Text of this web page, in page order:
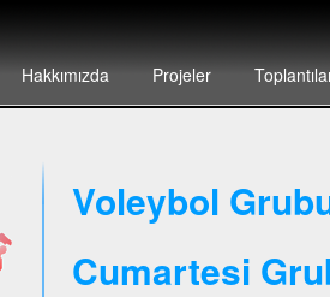
Hakkımızda Projeler
Voleybol
Cumartesi